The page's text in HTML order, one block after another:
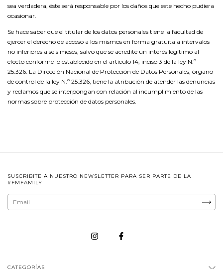
sea verdadera, éste será responsable por los daños que este hecho pudiera
ocasionar.
Se hace saber que el titular de los datos personales tiene la facultad de
ejercer el derecho de acceso a los mismos en forma gratuita a intervalos
no inferiores a seis meses, salvo que se acredite un interés legítimo al
efecto conforme lo establecido en el artículo 14, inciso 3 de la ley N.º
25.326. La Dirección Nacional de Protección de Datos Personales, órgano
de control de la ley N.º 25.326, tiene la atribución de atender las denuncias
y reclamos que se interpongan con relación al incumplimiento de las
normas sobre protección de datos personales.
SUSCRIBITE A NUESTRO NEWSLETTER PARA SER PARTE DE LA
#FMFAMILY
CATEGORÍAS